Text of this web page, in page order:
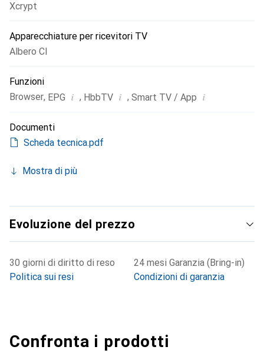
Xcrypt
Apparecchiature per ricevitori TV
Albero CI
Funzioni
Browser, EPG i , HbbTV i , Smart TV / App i
Documenti
Scheda tecnica.pdf
Mostra di più
Evoluzione del prezzo
30 giorni di diritto di reso
Politica sui resi
24 mesi Garanzia (Bring-in)
Condizioni di garanzia
Confronta i prodotti